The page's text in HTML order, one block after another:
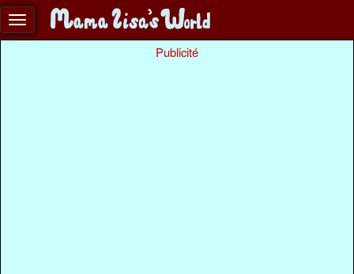
Publicité